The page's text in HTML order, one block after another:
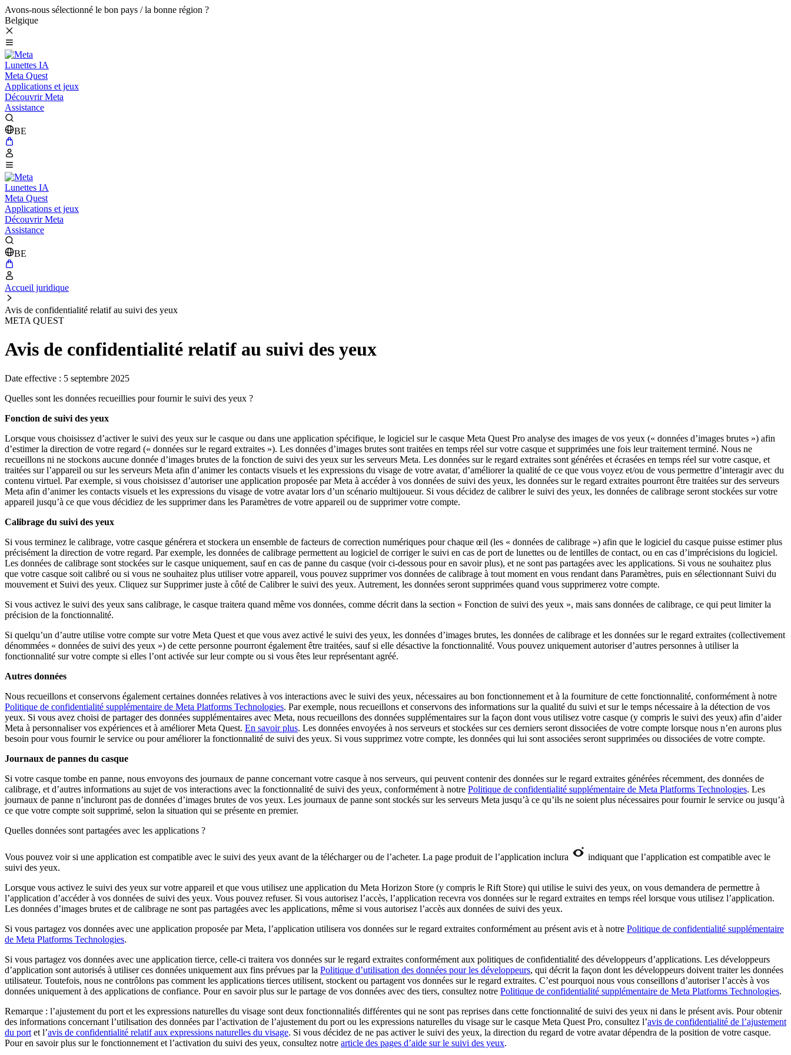
Avons-nous sélectionné le bon pays / la bonne région ?
Belgique
Lunettes IA
Meta Quest
Applications et jeux
Découvrir Meta
Assistance
BE
Lunettes IA
Meta Quest
Applications et jeux
Découvrir Meta
Assistance
BE
Accueil juridique
Avis de confidentialité relatif au suivi des yeux
META QUEST
Avis de confidentialité relatif au suivi des yeux
Date effective : 5 septembre 2025
Quelles sont les données recueillies pour fournir le suivi des yeux ?
Fonction de suivi des yeux
Lorsque vous choisissez d’activer le suivi des yeux sur le casque ou dans une application spécifique, le logiciel sur le casque Meta Quest Pro analyse des images de vos yeux (« données d’images brutes ») afin
d’estimer la direction de votre regard (« données sur le regard extraites »). Les données d’images brutes sont traitées en temps réel sur votre casque et supprimées une fois leur traitement terminé. Nous ne
recueillons ni ne stockons aucune donnée d’images brutes de la fonction de suivi des yeux sur les serveurs Meta. Les données sur le regard extraites sont générées et écrasées en temps réel sur votre casque, et
traitées sur l’appareil ou sur les serveurs Meta afin d’animer les contacts visuels et les expressions du visage de votre avatar, d’améliorer la qualité de ce que vous voyez et/ou de vous permettre d’interagir avec du
contenu virtuel. Par exemple, si vous choisissez d’autoriser une application proposée par Meta à accéder à vos données de suivi des yeux, les données sur le regard extraites pourront être traitées sur des serveurs
Meta afin d’animer les contacts visuels et les expressions du visage de votre avatar lors d’un scénario multijoueur. Si vous décidez de calibrer le suivi des yeux, les données de calibrage seront stockées sur votre
appareil jusqu’à ce que vous décidiez de les supprimer dans les Paramètres de votre appareil ou de supprimer votre compte.
Calibrage du suivi des yeux
Si vous terminez le calibrage, votre casque générera et stockera un ensemble de facteurs de correction numériques pour chaque œil (les « données de calibrage ») afin que le logiciel du casque puisse estimer plus
précisément la direction de votre regard. Par exemple, les données de calibrage permettent au logiciel de corriger le suivi en cas de port de lunettes ou de lentilles de contact, ou en cas d’imprécisions du logiciel.
Les données de calibrage sont stockées sur le casque uniquement, sauf en cas de panne du casque (voir ci-dessous pour en savoir plus), et ne sont pas partagées avec les applications. Si vous ne souhaitez plus
que votre casque soit calibré ou si vous ne souhaitez plus utiliser votre appareil, vous pouvez supprimer vos données de calibrage à tout moment en vous rendant dans Paramètres, puis en sélectionnant Suivi du
mouvement et Suivi des yeux. Cliquez sur Supprimerjuste à côté de Calibrer le suivi des yeux. Autrement, les données seront supprimées quand vous supprimerez votre compte.
Si vous activez le suivi des yeux sans calibrage, le casque traitera quand même vos données, comme décrit dans la section « Fonction de suivi des yeux », mais sans données de calibrage, ce qui peut limiter la
précision de la fonctionnalité.
Si quelqu’un d’autre utilise votre compte sur votre Meta Quest et que vous avez activé le suivi des yeux, les données d’images brutes, les données de calibrage et les données sur le regard extraites (collectivement
dénommées « données de suivi des yeux ») de cette personne pourront également être traitées, sauf si elle désactive la fonctionnalité. Vous pouvez uniquement autoriser d’autres personnes à utiliser la
fonctionnalité sur votre compte si elles l’ont activée sur leur compte ou si vous êtes leur représentant agréé.
Autres données
Nous recueillons et conservons également certaines données relatives à vos interactions avec le suivi des yeux, nécessaires au bon fonctionnement et à la fourniture de cette fonctionnalité, conformément à notre
Politique de confidentialité supplémentaire de Meta Platforms Technologies. Par exemple, nous recueillons et conservons des informations sur la qualité du suivi et sur le temps nécessaire à la détection de vos
yeux. Si vous avez choisi de partager des données supplémentaires avec Meta, nous recueillons des données supplémentaires sur la façon dont vous utilisez votre casque (y compris le suivi des yeux) afin d’aider
Meta à personnaliser vos expériences et à améliorer Meta Quest. En savoir plus. Les données envoyées à nos serveurs et stockées sur ces derniers seront dissociées de votre compte lorsque nous n’en aurons plus
besoin pour vous fournir le service ou pour améliorer la fonctionnalité de suivi des yeux. Si vous supprimez votre compte, les données qui lui sont associées seront supprimées ou dissociées de votre compte.
Journaux de pannes du casque
Si votre casque tombe en panne, nous envoyons des journaux de panne concernant votre casque à nos serveurs, qui peuvent contenir des données sur le regard extraites générées récemment, des données de
calibrage, et d’autres informations au sujet de vos interactions avec la fonctionnalité de suivi des yeux, conformément à notre Politique de confidentialité supplémentaire de Meta Platforms Technologies. Les
journaux de panne n’incluront pas de données d’images brutes de vos yeux. Les journaux de panne sont stockés sur les serveurs Meta jusqu’à ce qu’ils ne soient plus nécessaires pour fournir le service ou jusqu’à
ce que votre compte soit supprimé, selon la situation qui se présente en premier.
Quelles données sont partagées avec les applications ?
Vous pouvez voir si une application est compatible avec le suivi des yeux avant de la télécharger ou de l’acheter. La page produit de l’application inclura
indiquant que l’application est compatible avec le
suivi des yeux.
Lorsque vous activez le suivi des yeux sur votre appareil et que vous utilisez une application du Meta Horizon Store (y compris le Rift Store) qui utilise le suivi des yeux, on vous demandera de permettre à
l’application d’accéder à vos données de suivi des yeux. Vous pouvez refuser. Si vous autorisez l’accès, l’application recevra vos données sur le regard extraites en temps réel lorsque vous utilisez l’application.
Les données d’images brutes et de calibrage ne sont pas partagées avec les applications, même si vous autorisez l’accès aux données de suivi des yeux.
Si vous partagez vos données avec une application proposée par Meta, l’application utilisera vos données sur le regard extraites conformément au présent avis et à notre Politique de confidentialité supplémentaire
de Meta Platforms Technologies.
Si vous partagez vos données avec une application tierce, celle-ci traitera vos données sur le regard extraites conformément aux politiques de confidentialité des développeurs d’applications. Les développeurs
d’application sont autorisés à utiliser ces données uniquement aux fins prévues par la Politique d’utilisation des données pour les développeurs, qui décrit la façon dont les développeurs doivent traiter les données
utilisateur. Toutefois, nous ne contrôlons pas comment les applications tierces utilisent, stockent ou partagent vos données sur le regard extraites. C’est pourquoi nous vous conseillons d’autoriser l’accès à vos
données uniquement à des applications de confiance. Pour en savoir plus sur le partage de vos données avec des tiers, consultez notre Politique de confidentialité supplémentaire de Meta Platforms Technologies.
Remarque : l’ajustement du port et les expressions naturelles du visage sont deux fonctionnalités différentes qui ne sont pas reprises dans cette fonctionnalité de suivi des yeux ni dans le présent avis. Pour obtenir
des informations concernant l’utilisation des données par l’activation de l’ajustement du port ou les expressions naturelles du visage sur le casque Meta Quest Pro, consultez l’avis de confidentialité de l’ajustement
du port et l’avis de confidentialité relatif aux expressions naturelles du visage. Si vous décidez de ne pas activer le suivi des yeux, la direction du regard de votre avatar dépendra de la position de votre casque.
Pour en savoir plus sur le fonctionnement et l’activation du suivi des yeux, consultez notre article des pages d’aide sur le suivi des yeux.